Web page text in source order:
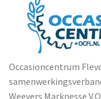
Occasioncentrum
Weevers Marknesse